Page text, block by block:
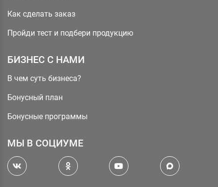
Как сделать заказ
Пройди тест и подбери продукцию
БИЗНЕС С НАМИ
В чем суть бизнеса?
Бонусный план
Бонусные программы
МЫ В СОЦИУМЕ